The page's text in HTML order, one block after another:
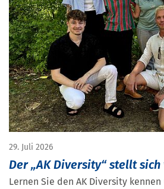
29. Juli 2026
Der „AK Diversity“ stellt sich
Lernen Sie den AK Diversity